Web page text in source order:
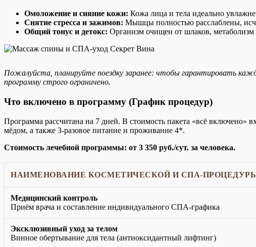
Омоложение и сияние кожи: Кожа лица и тела идеально
Снятие стресса и зажимов: Мышцы полностью расслаблены,
Общий тонус и детокс: Организм очищен от шлаков, метаболизм
Пожалуйста, планируйте поездку заранее: чтобы гарантировать
программу строго ограничено.
Что включено в программу (График процедур)
Программа рассчитана на 7 дней. В стоимость пакета «всё
мёдом, а также 3-разовое питание и проживание 4*.
Стоимость лечебной программы: от 3 350 руб./сут. за человека.
НАИМЕНОВАНИЕ КОСМЕТИЧЕСКОЙ И СПА-
Медицинский контроль
Приём врача и составление индивидуального СПА-графика
Эксклюзивный уход за телом
Винное обертывание для тела (антиоксидантный лифтинг)